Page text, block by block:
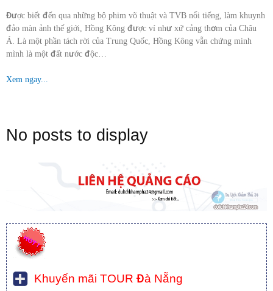
Được biết đến qua những bộ phim võ thuật và TVB nổi tiếng, làm khuynh
đảo màn ảnh thế giới, Hồng Kông được ví như xứ cảng thơm của Châu
Á. Là một phần tách rời của Trung Quốc, Hồng Kông vẫn chứng minh
mình là một đất nước độc…
Xem ngay...
No posts to display
Khuyến mãi TOUR Đà Nẵng